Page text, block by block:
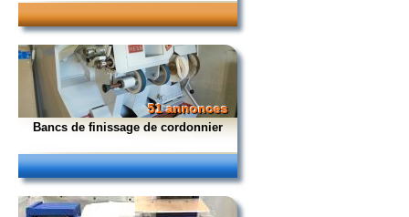
51 annonces
Bancs de finissage de cordonnier